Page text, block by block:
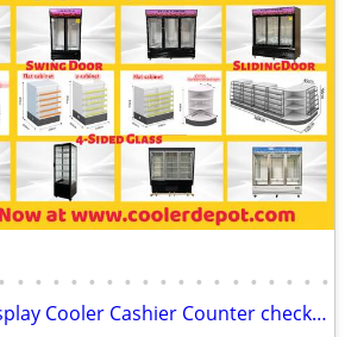
• • • • • • • • • • • • • • • • • • •
Flower Display Cooler Cashier Counter checkout counter